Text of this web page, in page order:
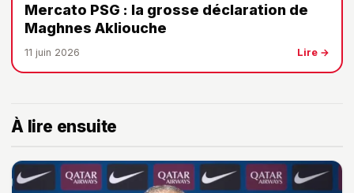
Mercato PSG : la grosse déclaration de
Maghnes Akliouche
11 juin 2026 Lire →
À lire ensuite